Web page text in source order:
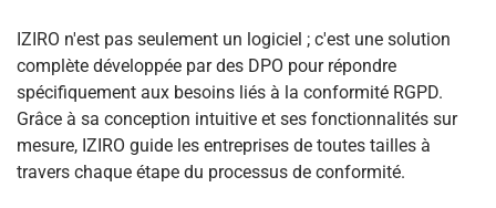
IZIRO n'est pas seulement un logiciel ; c'est une solution
complète développée par des DPO pour répondre
spécifiquement aux besoins liés à la conformité RGPD.
Grâce à sa conception intuitive et ses fonctionnalités sur
mesure, IZIRO guide les entreprises de toutes tailles à
travers chaque étape du processus de conformité.